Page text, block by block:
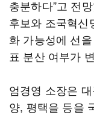
충분하다”고 전
후보와 조국혁신
화 가능성에 선
표 분산 여부가
엄경영 소장은
양, 평택을 등을